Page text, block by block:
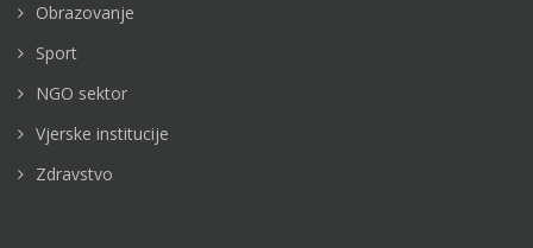
Obrazovanje
Sport
NGO sektor
Vjerske institucije
Zdravstvo